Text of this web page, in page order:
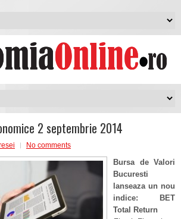
2 septembrie 2014
No comments
Bursa de Valori
Bucuresti
lanseaza un nou
indice: BET
Total Return